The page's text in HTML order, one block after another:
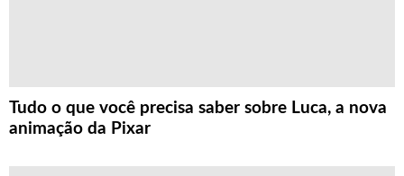
Tudo o que você precisa saber sobre Luca, a nova
animação da Pixar